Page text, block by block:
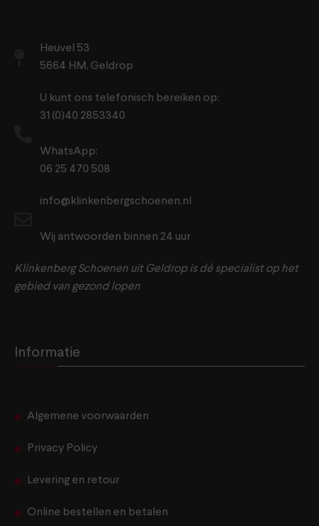
Heuvel 53
5664 HM, Geldrop
U kunt ons telefonisch bereiken op:
31 (0)40 2853340
WhatsApp:
06 25 470 508
info@klinkenbergschoenen.nl
Wij antwoorden binnen 24 uur
Klinkenberg Schoenen uit Geldrop is dé specialist op het
gebied van gezond lopen
Informatie
Algemene voorwaarden
Privacy Policy
Levering en retour
Online bestellen en betalen